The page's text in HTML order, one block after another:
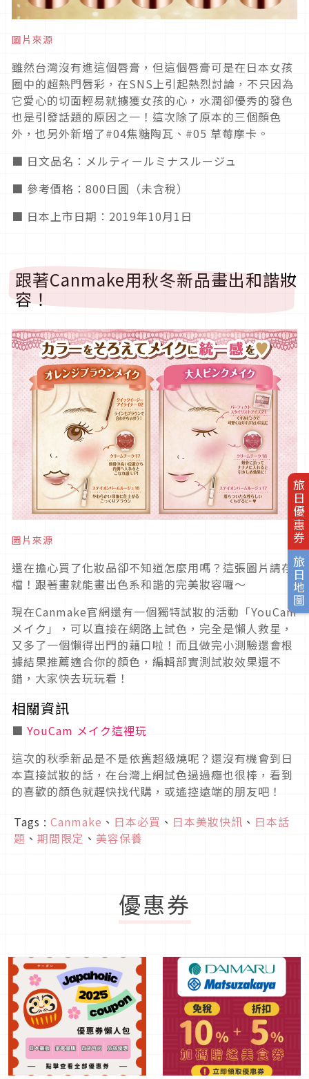
旅日優惠券
旅日地圖
圖片來源
雖然台灣沒有進這個唇膏，但這個唇膏可是在日本女孩
圈中的超熱門唇彩，在SNS上引起熱烈討論，不只因為
它愛心的切面輕易就擄獲女孩的心，水潤卻優秀的發色
也是引發話題的原因之一！這次除了原本的三個顏色
外，也另外新增了#04焦糖陶瓦、#05 草莓摩卡。
■ 日文品名：メルティールミナスルージュ
■ 參考價格：800日圓（未含稅）
■ 日本上市日期：2019年10月1日
跟著Canmake用秋冬新品畫出和諧妝
容！
圖片來源
還在擔心買了化妝品卻不知道怎麼用嗎？這張圖片請存
檔！跟著畫就能畫出色系和諧的完美妝容囉～
現在Canmake官網還有一個獨特試妝的活動「YouCam
メイク」，可以直接在網路上試色，完全是懶人救星，
又多了一個懶得出門的藉口啦！而且做完小測驗還會根
據結果推薦適合你的顏色，編輯部實測試妝效果還不
錯，大家快去玩玩看！
相關資訊
■ YouCam メイク這裡玩
這次的秋季新品是不是依舊超級燒呢？還沒有機會到日
本直接試妝的話，在台灣上網試色過過癮也很棒，看到
的喜歡的顏色就趕快找代購，或遙控遠端的朋友吧！
Tags : Canmake 、 日本必買 、 日本美妝快訊 、 日本話
題 、 期間限定 、 美容保養
優惠券